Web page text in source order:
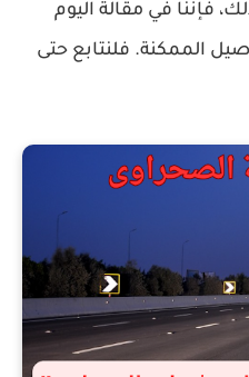
فإننا في مقالة اليوم
الممكنة. فلنتابع حتى